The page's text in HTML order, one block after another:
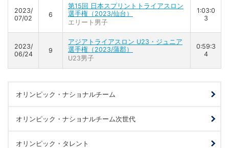
2023/
07/02
6
第15回 日本スプリントトライアスロン
選手権（2023/仙台）
エリート男子
1:03:0
3
2023/
06/24
9
アジアトライアスロン U23・ジュニア
選手権（2023/蒲郡）
U23男子
0:59:3
4
オリンピック・ナショナルチーム
オリンピック・ナショナルチーム次世代
オリンピック・タレント